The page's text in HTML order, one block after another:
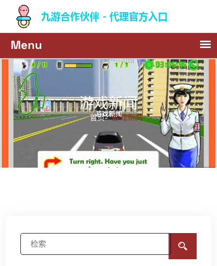
游戏新闻
首页- 游戏新闻